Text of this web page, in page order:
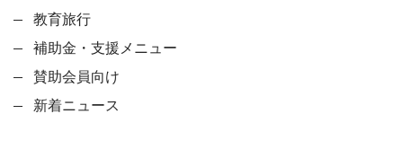
教育旅行
補助金・支援メニュー
賛助会員向け
新着ニュース